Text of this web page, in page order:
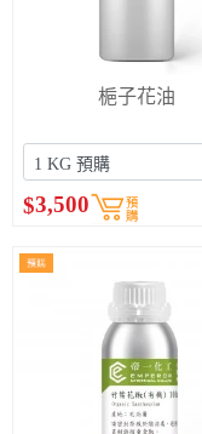
梔子花油
$3,500